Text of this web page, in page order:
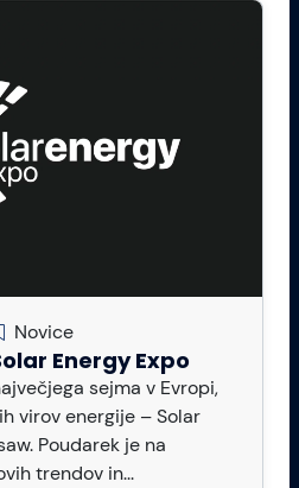
Novice
Energy Expo
sejma v Evropi,
virov energije – Solar
Poudarek je na
trendov in...